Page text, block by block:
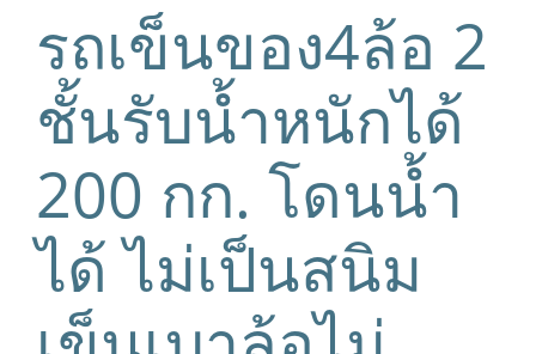
รถเข็นของ4ล้อ 2
ชั้นรับน้ำหนักได้
200 กก. โดนน้ำ
ได้ ไม่เป็นสนิม